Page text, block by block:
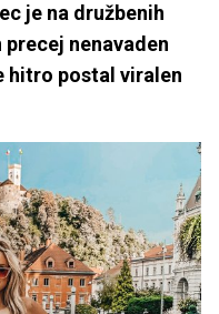
je na družbenih
nenavaden
hitro postal viralen